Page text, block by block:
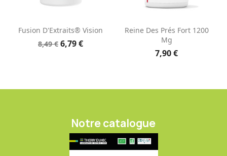
Fusion D'Extraits® Vision
8,49 € 6,79 €
Reine Des Prés Fort 1200
Mg
7,90 €
Notre catalogue